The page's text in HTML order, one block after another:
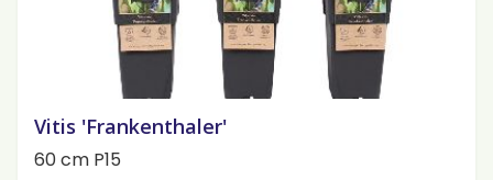
Vitis 'Frankenthaler'
60 cm P15